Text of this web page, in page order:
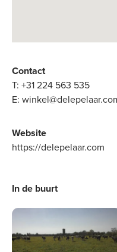
Contact
T: +31 224 563 535
E:
Website
https://delepelaar.com
In de buurt